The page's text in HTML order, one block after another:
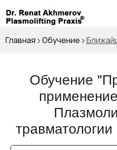
Главная Обучение
Обучение "